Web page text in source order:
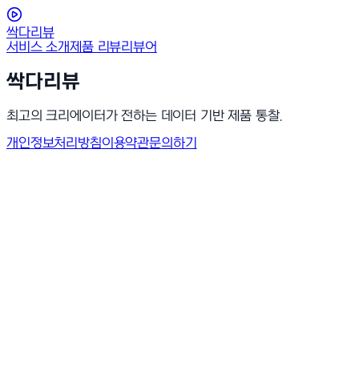
싹다리뷰
서비스 소개제품 리뷰리뷰어
싹다리뷰
최고의 크리에이터가 전하는 데이터 기반 제품 통찰.
개인정보처리방침이용약관문의하기